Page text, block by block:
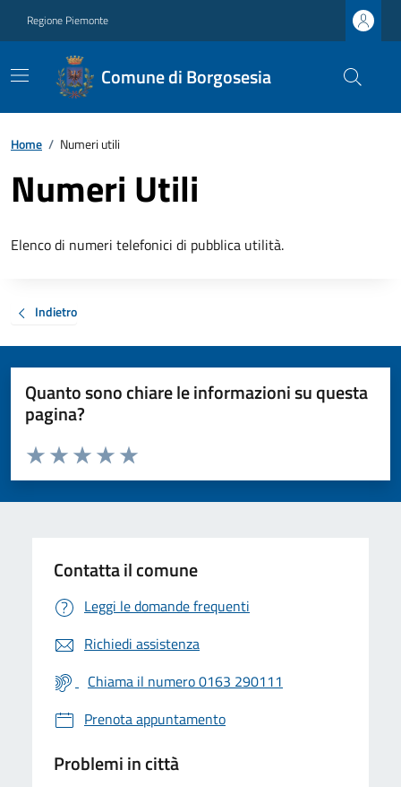
Regione Piemonte
Comune di Borgosesia
Home / Numeri utili
Numeri Utili
Elenco di numeri telefonici di pubblica utilità.
Indietro
Quanto sono chiare le informazioni su questa
pagina?
Valuta da 1 a 5 stelle la pagina
Valuta 5 stelle su 5
Valuta 4 stelle su 5
Valuta 3 stelle su 5
Valuta 2 stelle su 5
Valuta 1 stelle su 5
Contatta il comune
Leggi le domande frequenti
Richiedi assistenza
Chiama il numero 0163 290111
Prenota appuntamento
Problemi in città